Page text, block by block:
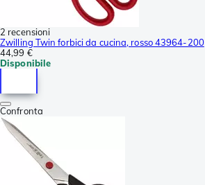
2 recensioni
Zwilling Twin forbici da cucina, rosso 43964-200
44,99 €
Disponibile
Confronta